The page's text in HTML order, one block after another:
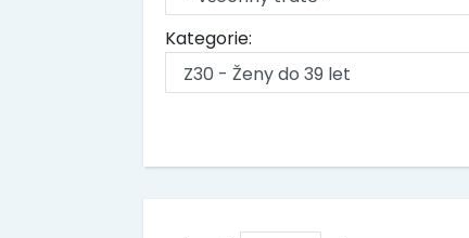
Kategorie: